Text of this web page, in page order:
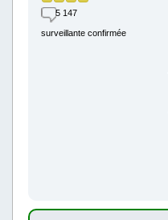
5 147
surveillante confirmée